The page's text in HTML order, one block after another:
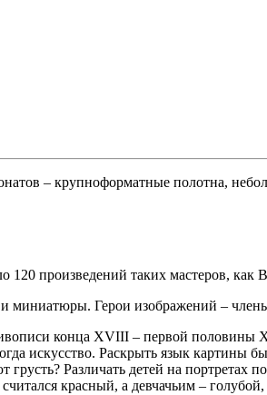
– крупноформатные полотна,
120 произведений таких мастеров,
Герои изображений –
конца XVIII – первой половины
искусство. Раскрыть язык картины
Различать детей на
красный, а девчачьим –